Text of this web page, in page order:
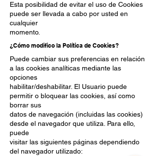
Esta posibilidad de evitar el uso de Cookies
puede ser llevada a cabo por usted en
cualquier
momento.
¿Cómo modifico la Política de Cookies?
Puede cambiar sus preferencias en relación
a las cookies analíticas mediante las
opciones
habilitar/deshabilitar. El Usuario puede
permitir o bloquear las cookies, así como
borrar sus
datos de navegación (incluidas las cookies)
desde el navegador que utiliza. Para ello,
puede
visitar las siguientes páginas dependiendo
del navegador utilizado: